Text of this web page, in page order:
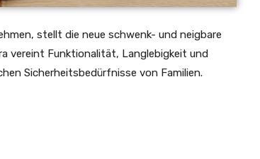
stellt die neue schwenk- und neigbare
vereint Funktionalität, Langlebigkeit und
Sicherheitsbedürfnisse von Familien.